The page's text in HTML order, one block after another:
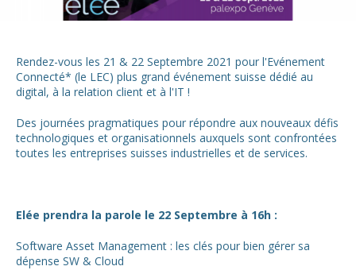
Rendez-vous les 21 & 22 Septembre 2021 pour l'Evénement
Connecté* (le LEC) plus grand événement suisse dédié au
digital, à la relation client et à l'IT !
Des journées pragmatiques pour répondre aux nouveaux défis
technologiques et organisationnels auxquels sont confrontées
toutes les entreprises suisses industrielles et de services.
Elée prendra la parole le 22 Septembre à 16h :
Software Asset Management : les clés pour bien gérer sa
dépense SW & Cloud